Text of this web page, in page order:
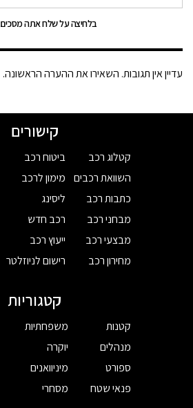
בלחיצה על שלח אתה מסכים
עדיין אין תגובות. השאירו את ההערה הראשונה.
קישורים
קטלוג רכב
השוואת רכבים
כתבות רכב
מבחני רכב
מבצעי רכב
מחירון רכב
ביטוח רכב
מימון לרכב
ליסינג
רכב חדש
ייעוץ רכב
רישום לניוזלטר
קטגוריות
קטנות
מנהלים
ספורט
פנאי שטח
משפחתיות
יוקרה
מיניוואנים
מסחרי